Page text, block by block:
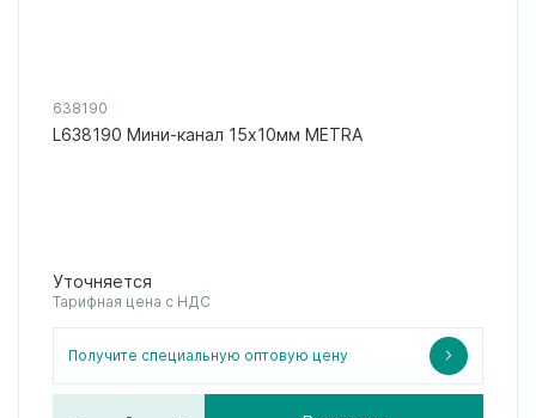
638190
L638190 Мини-канал 15x10мм METRA
Уточняется
Тарифная цена с НДС
Получите специальную оптовую цену